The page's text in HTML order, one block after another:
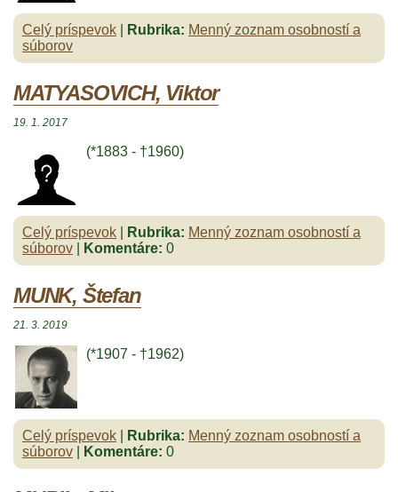
Celý príspevok Rubrika: Menný zoznam osobností a
súborov
MATYASOVICH, Viktor
19. 1. 2017
(*1883 - †1960)
Celý príspevok Rubrika: Menný zoznam osobností a
súborov
Komentáre: 0
MUNK, Štefan
21. 3. 2019
(*1907 - †1962)
Celý príspevok Rubrika: Menný zoznam osobností a
súborov
Komentáre: 0